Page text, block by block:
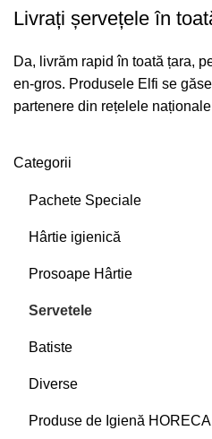
Categorii
Pachete Speciale
Hârtie igienică
Prosoape Hârtie
Servetele
Batiste
Diverse
Produse de Igienă HORECA
Livrați șervețele în
Da, livrăm rapid în toată țara,
en-gros. Produsele Elfi se
partenere din rețelele